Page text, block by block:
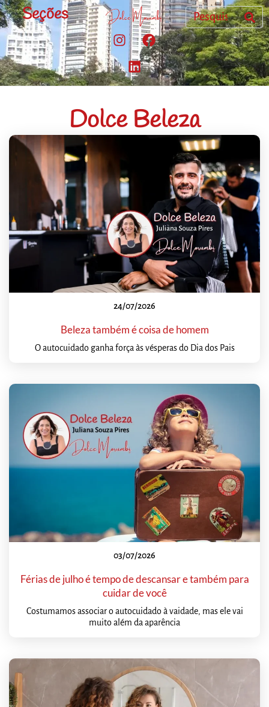
Seções
Dolce Beleza
24/07/2026
Beleza também é coisa de homem
O autocuidado ganha força às vésperas do Dia dos Pais
03/07/2026
Férias de julho é tempo de descansar e também para
cuidar de você
Costumamos associar o autocuidado à vaidade, mas ele vai
muito além da aparência